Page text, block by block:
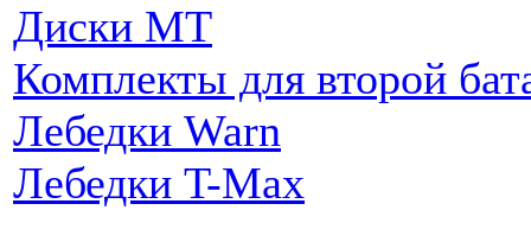
Диски MT
Комплекты для второй
Лебедки Warn
Лебедки T-Max